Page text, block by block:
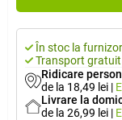
În stoc la furnizor
Transport
Ridicare
de la 18,49 lei |
Livrare la
de la 26,99 lei |